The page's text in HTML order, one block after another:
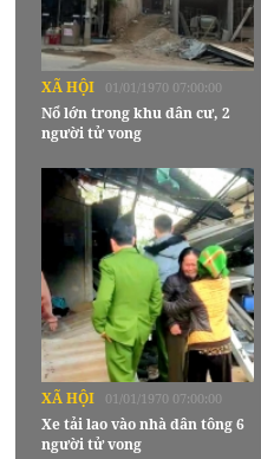
XÃ HỘI 01/01/1970 07:00:00
Nổ lớn trong khu dân cư, 2
người tử vong
XÃ HỘI 01/01/1970 07:00:00
Xe tải lao vào nhà dân tông 6
người tử vong